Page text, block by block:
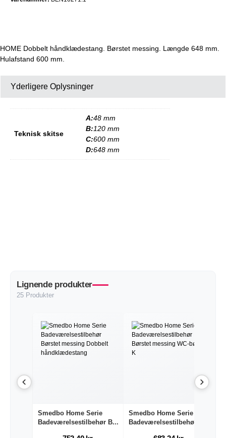
HOME Dobbelt håndklædestang. Børstet messing. Længde 648 mm.
Hulafstand 600 mm.
Yderligere Oplysninger
Teknisk skitse
A:48 mm
B:120 mm
C:600 mm
D:648 mm
Lignende produkter
25 Produkter
Smedbo Home Serie
Badeværelsestilbehør B...
Smedbo Home Serie
Badeværelsestilbehør B...